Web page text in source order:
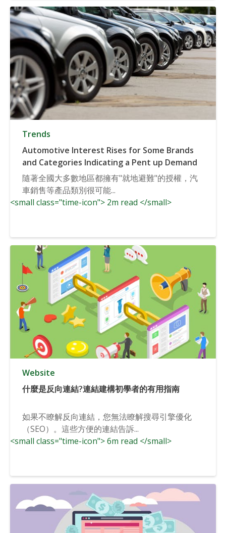
Trends
Automotive Interest Rises for Some Brands
and Categories Indicating a Pent up Demand
隨著全國大多數地區都擁有"就地避難"的授權，汽
車銷售等產品類別很可能...
<small class="time-icon"> 2m read </small>
Website
什麼是反向連結?連結建構初學者的有用指南
如果不瞭解反向連結，您無法瞭解搜尋引擎優化
（SEO）。這些方便的連結告訴...
<small class="time-icon"> 6m read </small>